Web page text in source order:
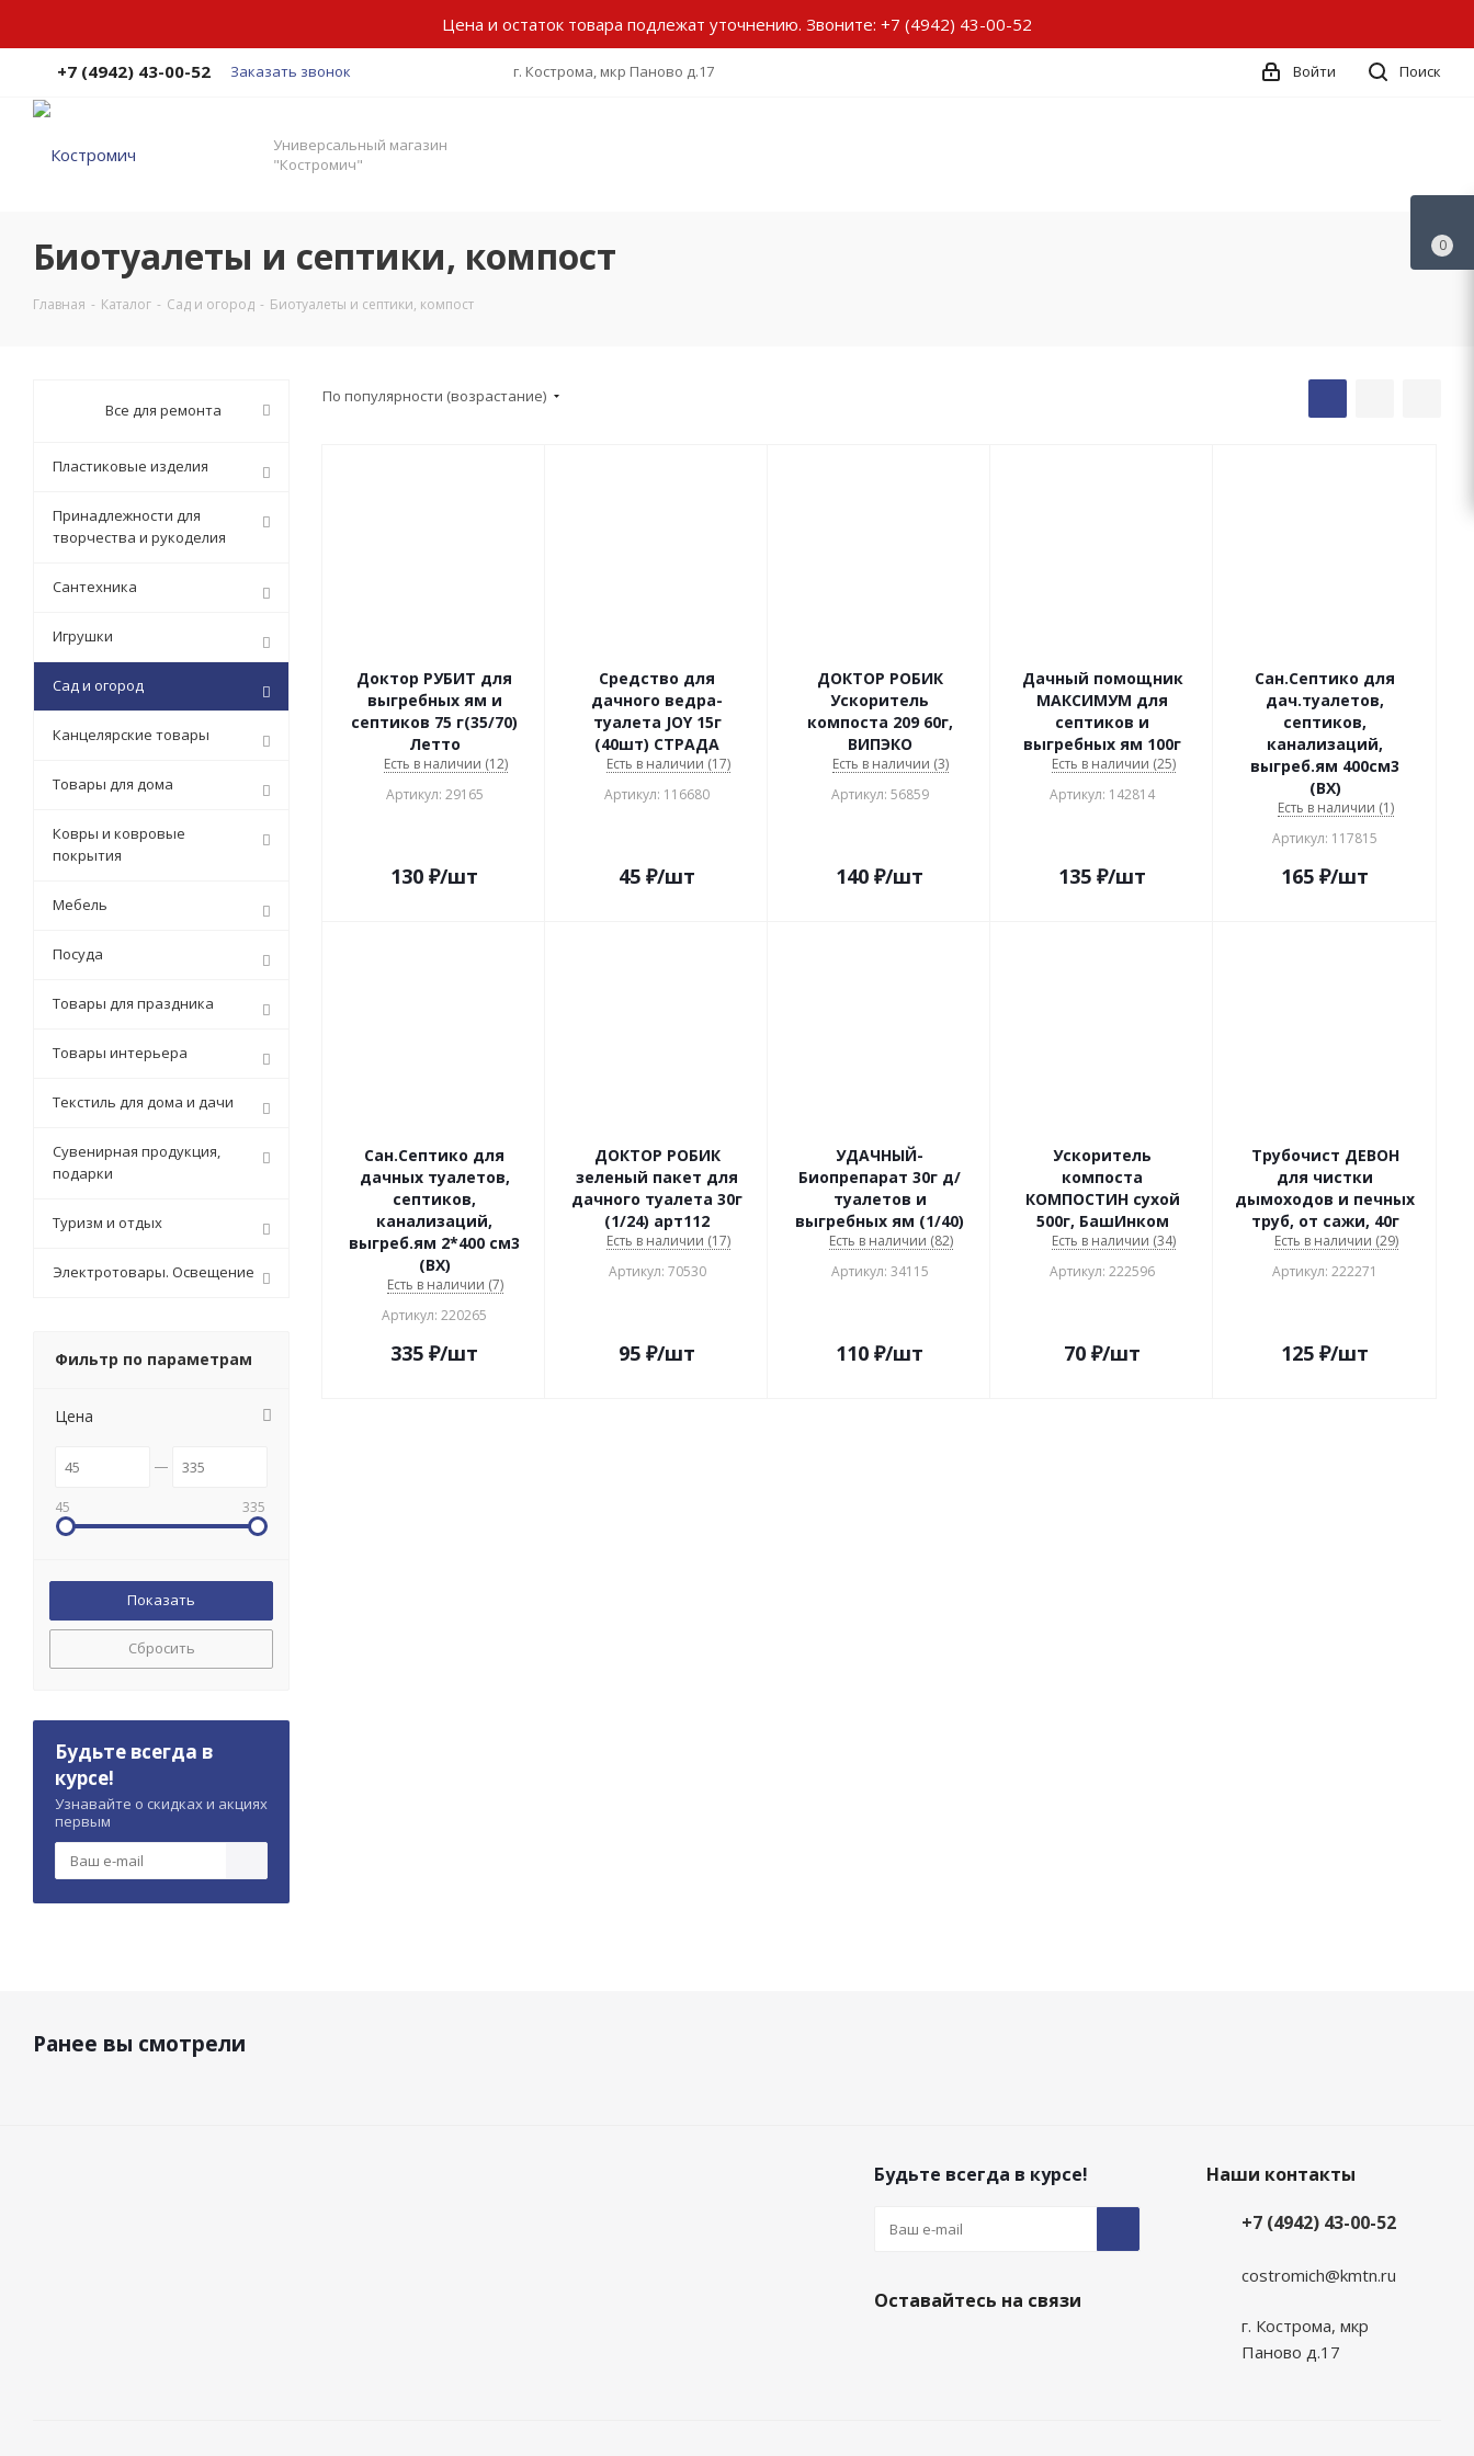
Цена и остаток товара подлежат уточнению. Звоните: +7 (4942) 43-00-52
+7 (4942) 43-00-52 Заказать звонок г. Кострома, мкр Паново д.17 Поиск
Войти
Универсальный магазин
"Костромич"
Биотуалеты и септики, компост
Главная - Каталог - Сад и огород - Биотуалеты и септики, компост
По популярности (возрастание)
Доктор РУБИТ для
выгребных ям и
септиков 75 г(35/70)
Летто
Есть в наличии (12)
Артикул: 29165
130 ₽/шт
Средство для
дачного ведра-
туалета JOY 15г
(40шт) СТРАДА
Есть в наличии (17)
Артикул: 116680
45 ₽/шт
ДОКТОР РОБИК
Ускоритель
компоста 209 60г,
ВИПЭКО
Есть в наличии (3)
Артикул: 56859
140 ₽/шт
Дачный помощник
МАКСИМУМ для
септиков и
выгребных ям 100г
Есть в наличии (25)
Артикул: 142814
135 ₽/шт
Сан.Септико для
дач.туалетов,
септиков,
канализаций,
выгреб.ям 400см3
(ВХ)
Есть в наличии (1)
Артикул: 117815
165 ₽/шт
Сан.Септико для
дачных туалетов,
септиков,
канализаций,
выгреб.ям 2*400 см3
(ВХ)
Есть в наличии (7)
Артикул: 220265
335 ₽/шт
ДОКТОР РОБИК
зеленый пакет для
дачного туалета 30г
(1/24) арт112
Есть в наличии (17)
Артикул: 70530
95 ₽/шт
УДАЧНЫЙ-
Биопрепарат 30г д/
туалетов и
выгребных ям (1/40)
Есть в наличии (82)
Артикул: 34115
110 ₽/шт
Ускоритель
компоста
КОМПОСТИН сухой
500г, БашИнком
Есть в наличии (34)
Артикул: 222596
70 ₽/шт
Трубочист ДЕВОН
для чистки
дымоходов и печных
труб, от сажи, 40г
Есть в наличии (29)
Артикул: 222271
125 ₽/шт
Все для ремонта
Пластиковые изделия
Принадлежности для
творчества и рукоделия
Сантехника
Игрушки
Сад и огород
Канцелярские товары
Товары для дома
Ковры и ковровые
покрытия
Мебель
Посуда
Товары для праздника
Товары интерьера
Текстиль для дома и дачи
Сувенирная продукция,
подарки
Туризм и отдых
Электротовары. Освещение
Фильтр по параметрам
Цена
45 335
Сбросить
Будьте всегда в
курсе!
Узнавайте о скидках и акциях
первым
Ранее вы смотрели
Будьте всегда в курсе!
Оставайтесь на связи
Наши контакты
+7 (4942) 43-00-52
costromich@kmtn.ru
г. Кострома, мкр
Паново д.17
0